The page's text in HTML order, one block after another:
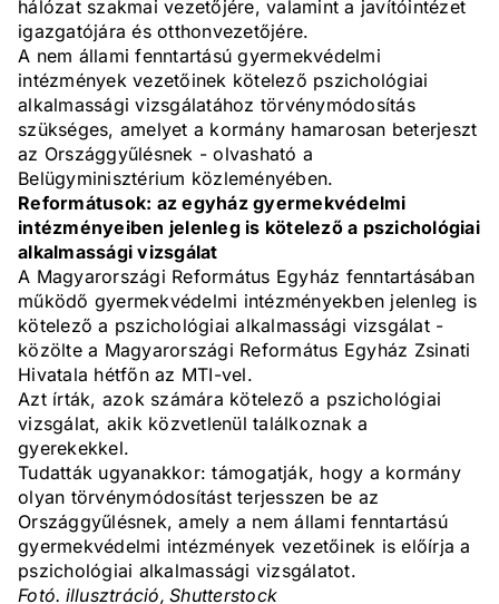
hálózat szakmai vezetőjére, valamint a javítóintézet
igazgatójára és otthonvezetőjére.
A nem állami fenntartású gyermekvédelmi
intézmények vezetőinek kötelező pszichológiai
alkalmassági vizsgálatához törvénymódosítás
szükséges, amelyet a kormány hamarosan beterjeszt
az Országgyűlésnek - olvasható a
Belügyminisztérium közleményében.
Reformátusok: az egyház gyermekvédelmi
intézményeiben jelenleg is kötelező a pszichológiai
alkalmassági vizsgálat
A Magyarországi Református Egyház fenntartásában
működő gyermekvédelmi intézményekben jelenleg is
kötelező a pszichológiai alkalmassági vizsgálat -
közölte a Magyarországi Református Egyház Zsinati
Hivatala hétfőn az MTI-vel.
Azt írták, azok számára kötelező a pszichológiai
vizsgálat, akik közvetlenül találkoznak a
gyerekekkel.
Tudatták ugyanakkor: támogatják, hogy a kormány
olyan törvénymódosítást terjesszen be az
Országgyűlésnek, amely a nem állami fenntartású
gyermekvédelmi intézmények vezetőinek is előírja a
pszichológiai alkalmassági vizsgálatot.
Fotó. illusztráció, Shutterstock